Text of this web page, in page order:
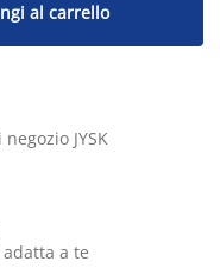
al carrello
JYSK
a te